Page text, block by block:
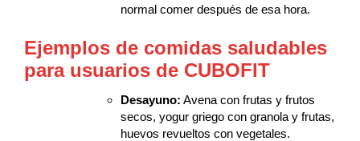
normal comer después de esa hora.
Ejemplos de comidas saludables
para usuarios de CUBOFIT
Desayuno: Avena con frutas y frutos
secos, yogur griego con granola y frutas,
huevos revueltos con vegetales.